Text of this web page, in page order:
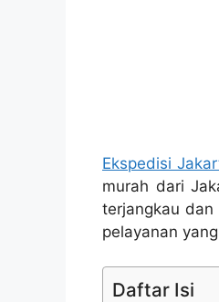
Ekspedisi
murah dari
terjangkau
pelayanan
Daftar Isi